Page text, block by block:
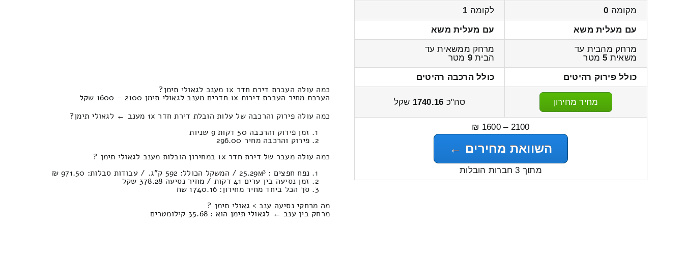
מקומה 0 לקומה 1
עם מעלית משא
עם מעלית משא
מרחק מהבית עד
משאית 5מטר
מרחק ממשאית עד
הבית9 מטר
כולל פירוק רהיטים
כולל הרכבה רהיטים
מחיר מחירון סה"כ 1740.16 שקל
2100 – 1600 ₪
השוואת מחירים ←
מתוך 3 חברות הובלות
כמה עולה העברת דירת חדר 1x מענב לגאולי תימן?
הערכת מחיר העברת דירות 1x חדרים מענב לגאולי תימן 2100 – 1600 שקל
כמה עולה פירוק והרכבה של עלות הובלת דירת חדר 1x מענב ← לגאולי תימן?
זמן פירוק והרכבה 50 דקות 9 שניות
פירוק והרכבה מחיר 296.00
כמה עולה מעבר של דירת חדר 1x במחירון הובלות מענב לגאולי תימן ?
נפח חפצים : 25.29м³ / המשקל הכולל: 592 ק”ג. / עבודות סבלות: 971.50 ₪
זמן נסיעה בין ערים 41 דקות / מחיר נסיעה 378.28 שקל
סך הכל ביחד מחיר מחירון: 1740.16 שח
מה מרחקי נסיעה ענב > גאולי תימן ?
מרחק בין ענב ← לגאולי תימן הוא : 35.68 קילומטרים